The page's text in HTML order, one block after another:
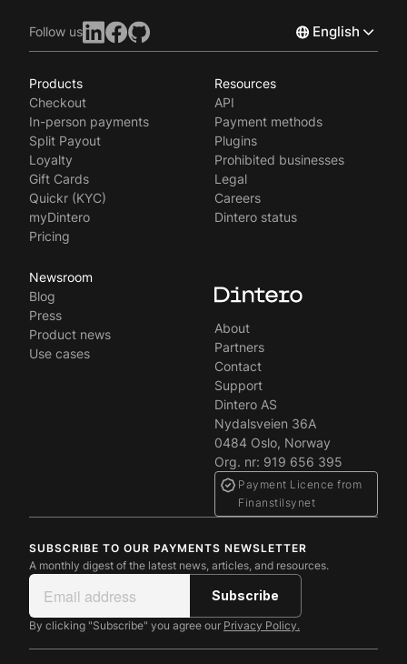
Follow us English
Svenska
Products
Checkout
In-person payments
Split Payout
Loyalty
Gift Cards
Quickr (KYC)
myDintero
Pricing
Resources
API
Payment methods
Plugins
Prohibited businesses
Legal
Careers
Dintero status
Newsroom
Blog
Press
Product news
Use cases
About
Partners
Contact
Support
Dintero AS
Nydalsveien 36A
0484 Oslo, Norway
Org. nr: 919 656 395
Payment Licence from
Finanstilsynet
SUBSCRIBE TO OUR PAYMENTS NEWSLETTER
A monthly digest of the latest news, articles, and resources.
By clicking "Subscribe" you agree our Privacy Policy.